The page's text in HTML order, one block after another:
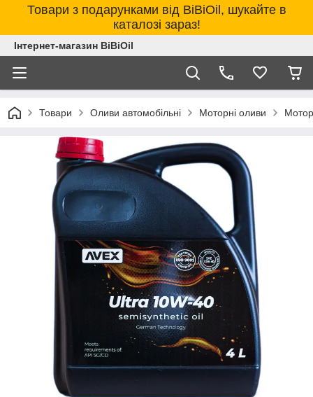
Товари з подарунками від BiBiOil, шукайте в
каталозі зараз!
Інтернет-магазин BiBiOil
Товари Оливи автомобільні Моторні оливи